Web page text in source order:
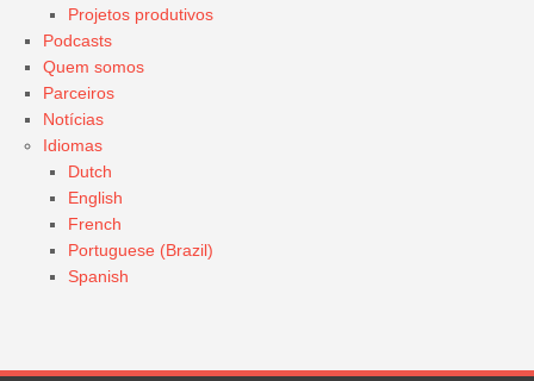
Projetos produtivos
Podcasts
Quem somos
Parceiros
Notícias
Idiomas
Dutch
English
French
Portuguese (Brazil)
Spanish